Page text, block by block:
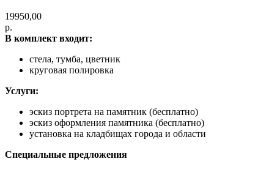
19950,00
р.
В комплект входит:
стела, тумба, цветник
круговая полировка
Услуги:
эскиз портрета на памятник (бесплатно)
эскиз оформления памятника (бесплатно)
установка на кладбищах города и области
Специальные предложения